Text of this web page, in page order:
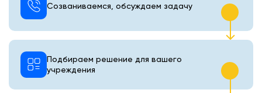
Созваниваемся, обсуждаем задачу
Подбираем решение для вашего
учреждения